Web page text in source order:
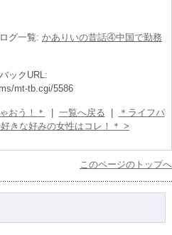
グ一覧: かありいの昔話④中国で勤務
ックURL:
mt-tb.cgi/5586
おう！＊ 一覧へ戻る
＊ライフパ
きな好みの女性はコレ！＊ >
このページのトップへ